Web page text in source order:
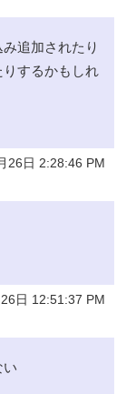
追加されたり
するかもしれ
26日 2:28:46 PM
日 12:51:37 PM
い